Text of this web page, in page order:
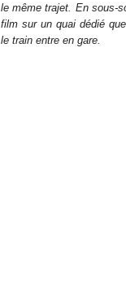
le même trajet. En sous-
film sur un quai dédié
le train entre en gare.